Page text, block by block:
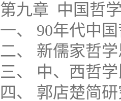
第九章 中国哲
一、 90年代中
二、 新儒家哲学
三、 中、西哲学
四、 郭店楚简研